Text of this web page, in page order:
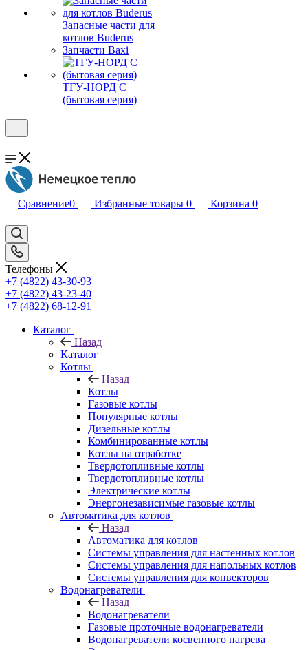
Запасные части для
котлов Buderus
Запчасти Baxi
ТГУ-НОРД С
(бытовая серия)
Сравнение0 Избранные товары 0 Корзина 0
Телефоны
+7 (4822) 43-30-93
+7 (4822) 43-23-40
+7 (4822) 68-12-91
Каталог
Назад
Каталог
Котлы
Назад
Котлы
Газовые котлы
Популярные котлы
Дизельные котлы
Комбинированные котлы
Котлы на отработке
Твердотопливные котлы
Твердотопливные котлы
Электрические котлы
Энергонезависимые газовые котлы
Автоматика для котлов
Назад
Автоматика для котлов
Системы управления для настенных котлов
Системы управления для напольных котлов
Системы управления для конвекторов
Водонагреватели
Назад
Водонагреватели
Газовые проточные водонагреватели
Водонагреватели косвенного нагрева